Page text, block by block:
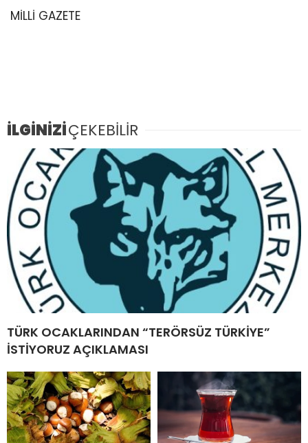
MİLLİ GAZETE
İLGİNİZİÇEKEBİLİR
TÜRK OCAKLARINDAN “TERÖRSÜZ TÜRKİYE”
İSTİYORUZ AÇIKLAMASI